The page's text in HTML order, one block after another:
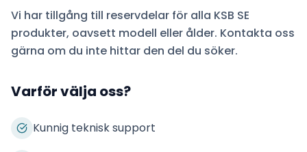
Vi har tillgång till reservdelar för alla KSB SE
produkter, oavsett modell eller ålder. Kontakta oss
gärna om du inte hittar den del du söker.
Varför välja oss?
Kunnig teknisk support